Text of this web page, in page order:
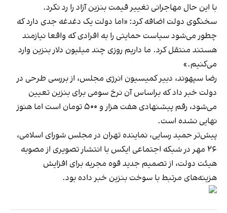
با این حال مهاجرانی تغییر قیمت بنزین آزاد را رد نکرد.
سخنگوی دولت اضافه کرد: «اما دولت یک دغدغه جدی دارد که
چطور می‌شود سیاست حمایتی را به افرادی که واقعا نیازمند
هستند منتقل کرد. ما داریم روزی چند میلیون دلار بنزین وارد
می‌کنیم.»
رضا سپهوند، دبیر کمیسیون انرژی مجلس، از بررسی طرحی در
دولت خبر داد که براساس آن نرخ سومی برای بنزین تعیین
می‌شود، رقم پیشنهادی هفت هزار و ۵۰۰ تومان است اما هنوز
نهایی نشده است.
پیش‌تر حمید رسایی، نماینده تهران در مجلس شورای اسلامی،
۲۶ مهر در شبکه اجتماعی ایکس با انتشار تصویری از مصوبه‌
هیئت دولت، از تصمیم جدید قوه مجریه برای افزایش
هزینه‌های مرتبط با سوخت بنزین خبر داده بود.